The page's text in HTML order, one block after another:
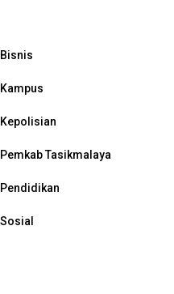
Bisnis
Kampus
Kepolisian
Pemkab Tasikmalaya
Pendidikan
Sosial